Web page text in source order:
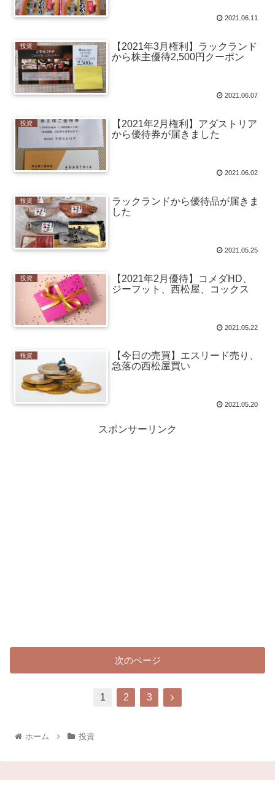
2021.06.11
投資
【2021年3月権利】ラックランド
から株主優待2,500円クーポン
2021.06.07
投資
【2021年2月権利】アダストリア
から優待券が届きました
2021.06.02
投資
ラックランドから優待品が届きま
した
2021.05.25
投資
【2021年2月優待】コメダHD、
ジーフット、西松屋、コックス
2021.05.22
投資
【今日の売買】エスリード売り、
急落の西松屋買い
2021.05.20
スポンサーリンク
次のページ
1 2 3
ホーム 投資